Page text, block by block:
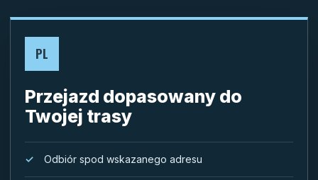
PL
Przejazd dopasowany do
Twojej trasy
Odbiór spod wskazanego adresu